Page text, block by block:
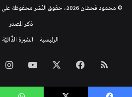
© محمود قحطان 2026، حقوق النّشر محفوظة على المؤلّف |
ذكر المصدر
الرئيسية
السّيرة الذّاتيّة
ملخص
الموقع
فيسبوك ‫YouTube